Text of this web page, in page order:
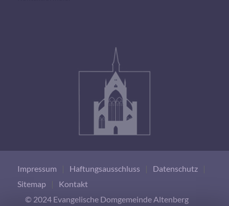
Impressum Haftungsausschluss Datenschutz
Sitemap
Kontakt
© 2024 Evangelische Domgemeinde Altenberg